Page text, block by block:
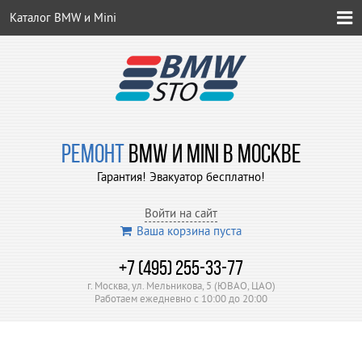
Каталог BMW и Mini
РЕМОНТBMW И MINI В МОСКВЕ
Гарантия! Эвакуатор бесплатно!
Войти на сайт
Ваша корзина пуста
+7 (495) 255-33-77
г. Москва, ул. Мельникова, 5 (ЮВАО, ЦАО)
Работаем ежедневно с 10:00 до 20:00